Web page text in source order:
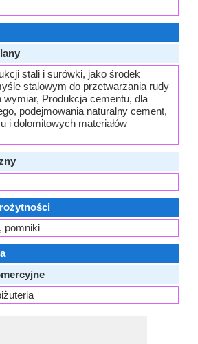
stali i surówki, jako środek
stalowym do przetwarzania rudy
wymiar, Produkcja cementu, dla
podejmowania naturalny cement,
i dolomitowych materiałów
pomniki